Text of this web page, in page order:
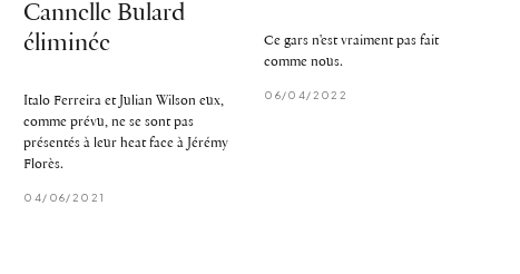
Cannelle Bulard
éliminée
Italo Ferreira et Julian Wilson eux,
comme prévu, ne se sont pas
présentés à leur heat face à Jérémy
Florès.
04/06/2021
Ce gars n'est vraiment pas fait
comme nous.
06/04/2022